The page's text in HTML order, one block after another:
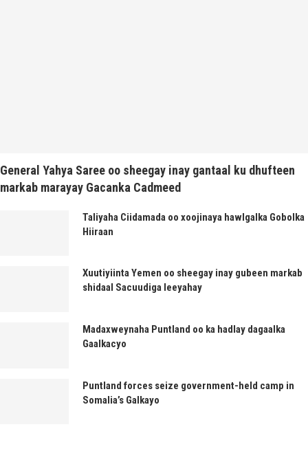
General Yahya Saree oo sheegay inay gantaal ku dhufteen
markab marayay Gacanka Cadmeed
Taliyaha Ciidamada oo xoojinaya hawlgalka Gobolka
Hiiraan
Xuutiyiinta Yemen oo sheegay inay gubeen markab
shidaal Sacuudiga leeyahay
Madaxweynaha Puntland oo ka hadlay dagaalka
Gaalkacyo
Puntland forces seize government-held camp in
Somalia’s Galkayo